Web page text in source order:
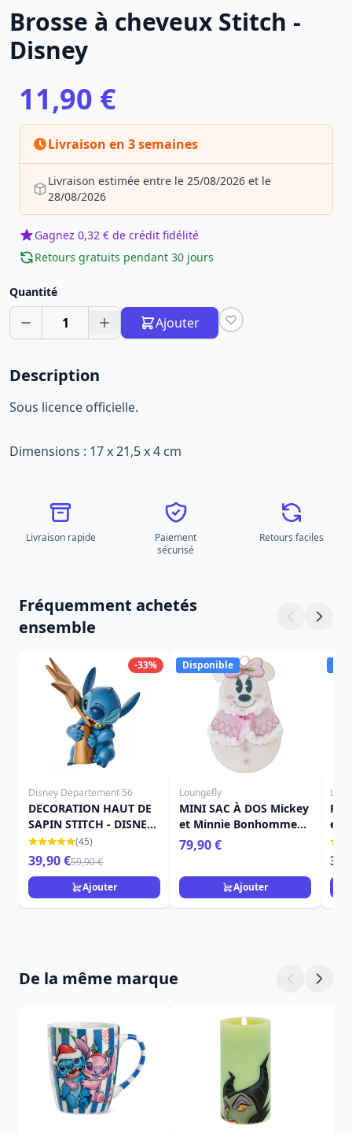
Brosse à cheveux Stitch -
Disney
11,90 €
Livraison en 3 semaines
Livraison estimée entre le 25/08/2026 et le
28/08/2026
Gagnez 0,32 € de crédit fidélité
Retours gratuits pendant 30 jours
Quantité
1 Ajouter
Description
Sous licence officielle.
Dimensions : 17 x 21,5 x 4 cm
Livraison rapide
Paiement
sécurisé
Retours faciles
Fréquemment achetés
ensemble
-33%
Disney Departement 56
DECORATION HAUT DE
SAPIN STITCH - DISNEY
DEPT.56 (45)
39,90 €59,90 €
Ajouter
Disponible
Loungefly
MINI SAC À DOS Mickey
et Minnie Bonhomme
de Neige - DISNEY
LOUNGEFLY
79,90 €
Ajouter
et
de
De la même marque